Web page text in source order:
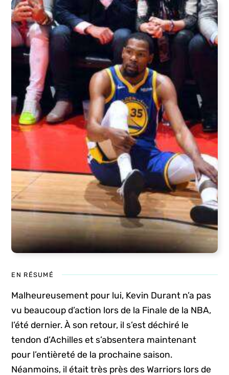
EN RÉSUMÉ
Malheureusement pour lui, Kevin Durant n’a pas
vu beaucoup d’action lors de la Finale de la NBA,
l’été dernier. À son retour, il s’est déchiré le
tendon d’Achilles et s’absentera maintenant
pour l’entièreté de la prochaine saison.
Néanmoins, il était très près des Warriors lors de